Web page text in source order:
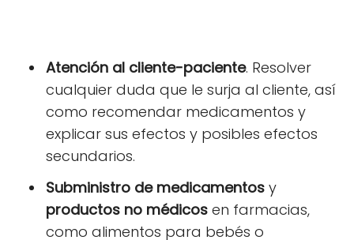
Atención al cliente-paciente. Resolver
cualquier duda que le surja al cliente, así
como recomendar medicamentos y
explicar sus efectos y posibles efectos
secundarios.
Subministro de medicamentos y
productos no médicos en farmacias,
como alimentos para bebés o